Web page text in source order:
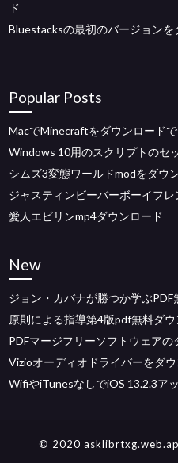
ド
Bluestacksの最初のバージョンを
Popular Posts
MacでMinecraftをダウンロード
Windows 10用のスクリプトのセ
シムズ3変態ワールドmodをダウ
ジャスティンビーバーボーイフ
愛人エビリンmp4ダウンロード
New
ジョン・カバナが勝つか学ぶPDF
原則による指導第4版pdf無料ダウ
PDFマージフリーソフトウェアの
Vizioオーディオドライバーをダ
WifiやiTunesなしでiOS 13.2.3ア
© 2020